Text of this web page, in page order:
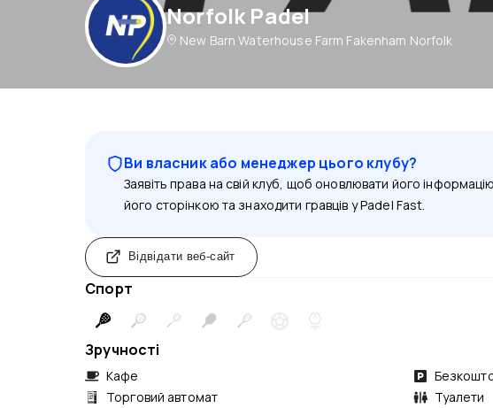
Norfolk Padel
New Barn Waterhouse Farm Fakenham Norfolk
Ви власник або менеджер цього клубу?
Заявіть права на свій клуб, щоб оновлювати його
його сторінкою та знаходити гравців у Padel Fast.
Відвідати веб-сайт
Спорт
Зручності
Кафе
Торговий автомат
Туалети